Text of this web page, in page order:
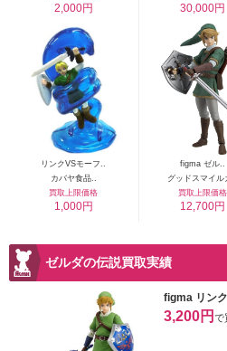
2,000円 30,000円
リンクVSモーフ..
カバヤ食品..
買取上限価格
1,000円
figma ゼル..
グッドスマイル
買取上限価格
12,700円
ゼルダの伝説買取実績
figma リンク
3,200円で